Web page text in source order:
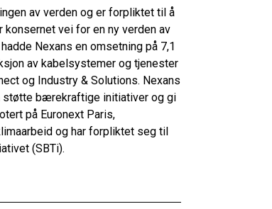
av verden og er forpliktet til å
vei for en ny verden av
Nexans en omsetning på 7,1
av kabelsystemer og tjenester
og Industry & Solutions. Nexans
bærekraftige initiativer og gi
på Euronext Paris,
og har forpliktet seg til
(SBTi).